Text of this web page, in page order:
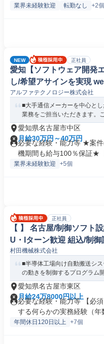
業界未経験歓迎 転勤なし +2個
NEW 正社員
愛知【ソフトウェア開発
し/希望アサインを実現
アルファテクノロジー株式会社
■大手通信メーカーを中心と
業務をご担当いただきます。
愛知県名古屋市中区
月給30万円～40万円
必要な経験・能力等 ★案
機期間も給与100％保証★
業界未経験歓迎 +5個
正社員
【 】 名古屋/制御ソフト
U・Iターン歓迎 組込/制
ンス制御)
村田機械株式会社
■半導体工場向け自動搬送シ
の動きを制御するプログラム
愛知県名古屋市東区
月給24万8000円以上
必要な経験・能力等 【必
する何らかの実務経験（年
年間休日120日以上 +7個